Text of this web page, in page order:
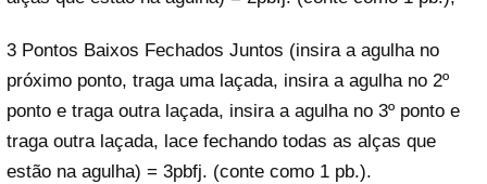
3 Pontos Baixos Fechados Juntos (insira a agulha no
próximo ponto, traga uma laçada, insira a agulha no 2º
ponto e traga outra laçada, insira a agulha no 3º ponto e
traga outra laçada, lace fechando todas as alças que
estão na agulha) = 3pbfj. (conte como 1 pb.).